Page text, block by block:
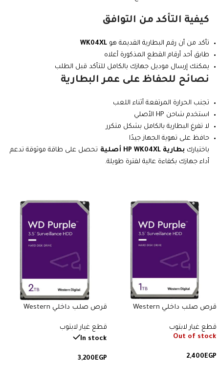
كيفية التأكد من التوافق
تأكد من أن رقم البطارية القديمة هو WK04XL
طابق أحد أرقام القطع المذكورة أعلاه
يمكنك إرسال موديل جهازك بالكامل للتأكد قبل الطلب
نصائح للحفاظ على عمر البطارية
تجنب الحرارة المرتفعة أثناء اللعب
استخدم شاحن HP الأصلي
لا تفرغ البطارية بالكامل بشكل متكرر
حافظ على تهوية الجهاز جيدًا
باختيارك بطارية HP WK04XL أصلية
تحصل على طاقة موثوقة تدعم
أداء جهازك بكفاءة عالية لفترة طويلة.
قرص صلب داخلي Western
مقاس 3.5 إنش – مخصص لأنظمة
المراقبة.
قطع غيار لابتوب
Out of stock
2,400EGP
قرص صلب داخلي Western
مقاس 3.5 إنش – مخصص لأنظمة
المراقبة.
قطع غيار لابتوب
In stock
3,200EGP